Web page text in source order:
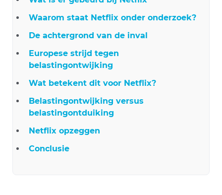
Waarom staat Netflix onder onderzoek?
De achtergrond van de inval
Europese strijd tegen
belastingontwijking
Wat betekent dit voor Netflix?
Belastingontwijking versus
belastingontduiking
Netflix opzeggen
Conclusie